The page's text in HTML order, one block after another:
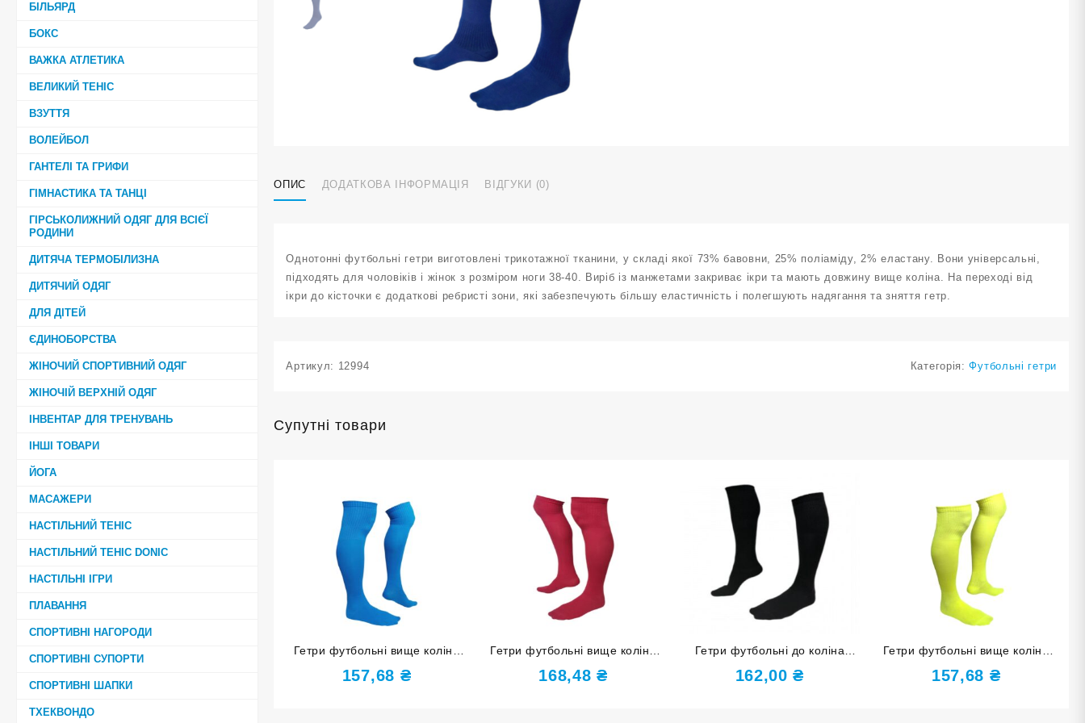
БІЛЬЯРД
БОКС
ВАЖКА АТЛЕТИКА
ВЕЛИКИЙ ТЕНІС
ВЗУТТЯ
ВОЛЕЙБОЛ
ГАНТЕЛІ ТА ГРИФИ
ГІМНАСТИКА ТА ТАНЦІ
ГІРСЬКОЛИЖНИЙ ОДЯГ ДЛЯ ВСІЄЇ
РОДИНИ
ДИТЯЧА ТЕРМОБІЛИЗНА
ДИТЯЧИЙ ОДЯГ
ДЛЯ ДІТЕЙ
ЄДИНОБОРСТВА
ЖІНОЧИЙ СПОРТИВНИЙ ОДЯГ
ЖІНОЧІЙ ВЕРХНІЙ ОДЯГ
ІНВЕНТАР ДЛЯ ТРЕНУВАНЬ
ІНШІ ТОВАРИ
ЙОГА
МАСАЖЕРИ
НАСТІЛЬНИЙ ТЕНІС
НАСТІЛЬНИЙ ТЕНІС DONIC
НАСТІЛЬНІ ІГРИ
ПЛАВАННЯ
СПОРТИВНІ НАГОРОДИ
СПОРТИВНІ СУПОРТИ
СПОРТИВНІ ШАПКИ
ТХЕКВОНДО
ОПИС ДОДАТКОВА ІНФОРМАЦІЯ ВІДГУКИ (0)
Однотонні футбольні гетри виготовлені трикотажної тканини, у складі якої 73% бавовни, 25% поліаміду, 2% еластану. Вони універсальні,
підходять для чоловіків і жінок з розміром ноги 38-40. Виріб із манжетами закриває ікри та мають довжину вище коліна. На переході від
ікри до кісточки є додаткові ребристі зони, які забезпечують більшу еластичність і полегшують надягання та зняття гетр.
Артикул: 12994 Категорія:Футбольні гетри
Супутні товари
Гетри футбольні вище коліна
розмір 34-37 блакитні
157,68 ₴
Гетри футбольні вище коліна
розмір 38-40 червоні
168,48₴
Гетри футбольні до коліна
розмір 38-40 чорні
162,00₴
Гетри футбольні вище коліна
розмір 34-37 жовті
157,68 ₴